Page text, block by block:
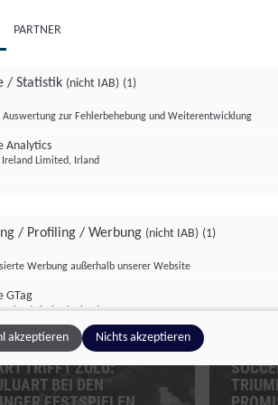
TRIFFT ZULU:
BEI DEN
Format
PARTNER
/ Statistik (nicht IAB) (1)
Auswertung zur Fehlerbehebung und Weiterentwicklung
Analytics
Ireland Limited, Irland
/ Profiling / Werbung (nicht IAB) (1)
Werbung außerhalb unserer Website
GTag
Ireland Limited, Irland
Inhalte(nicht IAB)
akzeptieren Nichts akzeptieren